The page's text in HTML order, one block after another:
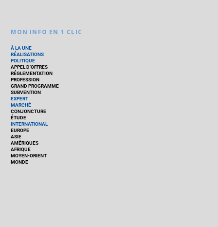
MON INFO EN 1 CLIC
À LA UNE
RÉALISATIONS
POLITIQUE
APPEL D’OFFRES
RÉGLEMENTATION
PROFESSION
GRAND PROGRAMME
SUBVENTION
EXPERT
MARCHÉ
CONJONCTURE
ÉTUDE
INTERNATIONAL
EUROPE
ASIE
AMÉRIQUES
AFRIQUE
MOYEN-ORIENT
MONDE